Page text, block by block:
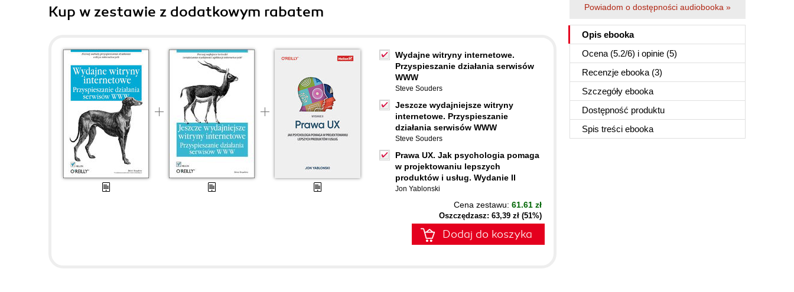
Powiadom o dostępności audiobooka »
Opis ebooka
Ocena (5.2/6) i opinie (5)
Recenzje ebooka (3)
Szczegóły ebooka
Dostępność produktu
Spis treści ebooka
Kup w zestawie z dodatkowym rabatem
Wydajne witryny internetowe.
Przyspieszanie działania serwisów
WWW
Steve Souders
Jeszcze wydajniejsze witryny
internetowe. Przyspieszanie
działania serwisów WWW
Steve Souders
Prawa UX. Jak psychologia pomaga
w projektowaniu lepszych
produktów i usług. Wydanie II
Jon Yablonski
Cena zestawu: 61.61 zł
Oszczędzasz: 63,39 zł (51%)
Dodaj do koszyka